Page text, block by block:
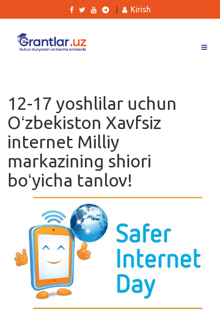
Ishlar
Kurslar
Blog
Yana
Kirish
Kirish
12-17 yoshlilar uchun
Oʻzbekiston Xavfsiz
internet Milliy
markazining shiori
boʻyicha tanlov!